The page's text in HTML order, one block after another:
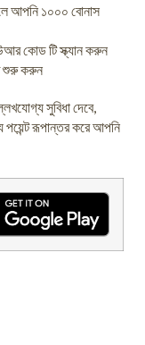
আপনি ১০০০ বোনাস
কোড টি স্ক্যান করুন
শুরু করুন
সুবিধা দেবে,
রূপান্তর করে আপনি